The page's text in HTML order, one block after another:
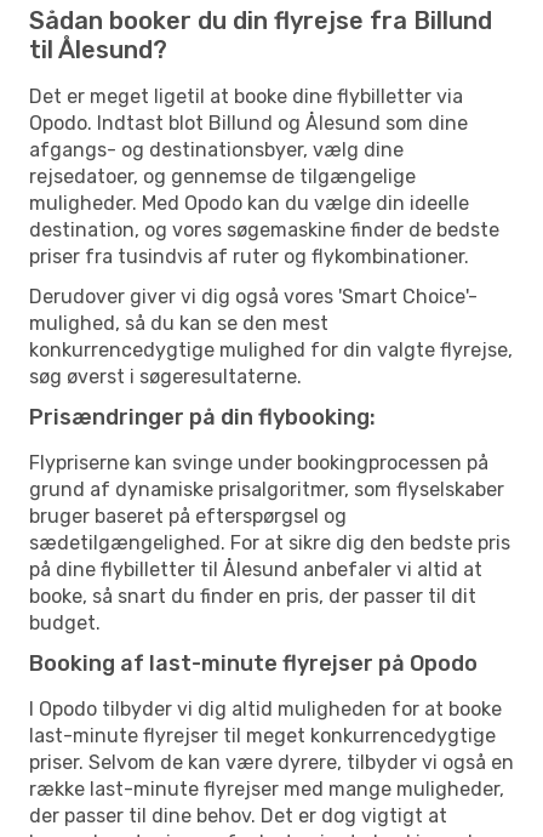
Sådan booker du din flyrejse fra Billund
til Ålesund?
Det er meget ligetil at booke dine flybilletter via
Opodo. Indtast blot Billund og Ålesund som dine
afgangs- og destinationsbyer, vælg dine
rejsedatoer, og gennemse de tilgængelige
muligheder. Med Opodo kan du vælge din ideelle
destination, og vores søgemaskine finder de bedste
priser fra tusindvis af ruter og flykombinationer.
Derudover giver vi dig også vores 'Smart Choice'-
mulighed, så du kan se den mest
konkurrencedygtige mulighed for din valgte flyrejse,
søg øverst i søgeresultaterne.
Prisændringer på din flybooking:
Flypriserne kan svinge under bookingprocessen på
grund af dynamiske prisalgoritmer, som flyselskaber
bruger baseret på efterspørgsel og
sædetilgængelighed. For at sikre dig den bedste pris
på dine flybilletter til Ålesund anbefaler vi altid at
booke, så snart du finder en pris, der passer til dit
budget.
Booking af last-minute flyrejser på Opodo
I Opodo tilbyder vi dig altid muligheden for at booke
last-minute flyrejser til meget konkurrencedygtige
priser. Selvom de kan være dyrere, tilbyder vi også en
række last-minute flyrejser med mange muligheder,
der passer til dine behov. Det er dog vigtigt at